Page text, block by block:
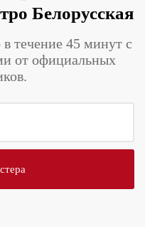
Белорусская
течение 45 минут с
от официальных